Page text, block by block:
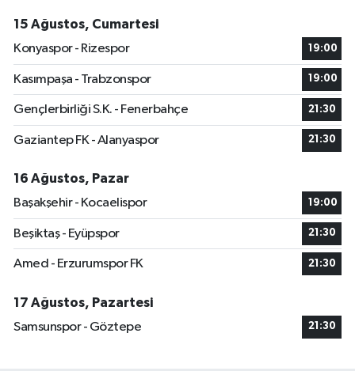
15 Ağustos, Cumartesi
Konyaspor - Rizespor
19:00
Kasımpaşa - Trabzonspor 19:00
Gençlerbirliği S.K. - Fenerbahçe 21:30
Gaziantep FK - Alanyaspor 21:30
16 Ağustos, Pazar
Başakşehir - Kocaelispor
19:00
Beşiktaş - Eyüpspor 21:30
Amed - Erzurumspor FK 21:30
17 Ağustos, Pazartesi
Samsunspor - Göztepe
21:30